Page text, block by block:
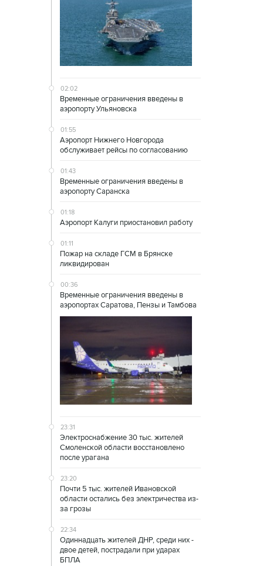
02:02
Временные ограничения введены в
аэропорту Ульяновска
01:55
Аэропорт Нижнего Новгорода
обслуживает рейсы по согласованию
01:43
Временные ограничения введены в
аэропорту Саранска
01:18
Аэропорт Калуги приостановил работу
01:11
Пожар на складе ГСМ в Брянске
ликвидирован
00:36
Временные ограничения введены в
аэропортах Саратова, Пензы и Тамбова
23:31
Электроснабжение 30 тыс. жителей
Смоленской области восстановлено
после урагана
23:20
Почти 5 тыс. жителей Ивановской
области остались без электричества из-
за грозы
22:34
Одиннадцать жителей ДНР, среди них -
двое детей, пострадали при ударах
БПЛА